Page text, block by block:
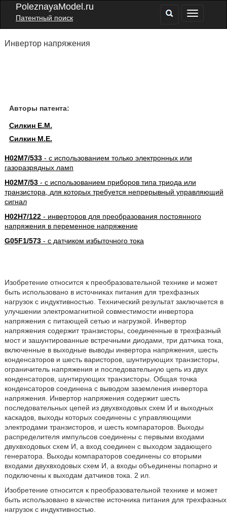
PoleznayaModel.ru
Патентный поиск
Инвертор напряжения
Авторы патента:
Силкин Е.М.
Силкин М.Е.
H02M7/533- с использованием только электронных или
газоразрядных ламп
H02M7/53- с использованием приборов типа триода или
транзистора, для которых требуется непрерывный управляющий
сигнал
H02H7/122- инверторов для преобразования постоянного
напряжения в переменное напряжение
G05F1/573- с датчиком избыточного тока
Изобретение относится к преобразовательной технике и может
быть использовано в источниках питания для трехфазных
нагрузок с индуктивностью. Технический результат заключается в
улучшении электромагнитной совместимости инвертора
напряжения с питающей сетью и нагрузкой. Инвертор
напряжения содержит транзисторы, соединенные в трехфазный
мост и зашунтированные встречными диодами, три датчика тока,
включенные в выходные выводы инвертора напряжения, шесть
конденсаторов и шесть варисторов, шунтирующих транзисторы,
ограничитель напряжения и последовательную цепь из двух
конденсаторов, шунтирующих транзисторы. Общая точка
конденсаторов соединена с выводом заземления инвертора
напряжения. Инвертор напряжения содержит шесть
последовательных цепей из двухвходовых схем И и выходных
каскадов, выходы которых соединены с управляющими
электродами транзисторов, и шесть компараторов. Выходы
распределителя импульсов соединены с первыми входами
двухвходовых схем И, а вход соединен с выходом задающего
генератора. Выходы компараторов соединены со вторыми
входами двухвходовых схем И, а входы объединены попарно и
подключены к выходам датчиков тока. 2 ил.
Изобретение относится к преобразовательной технике и может
быть использовано в качестве источника питания для трехфазных
нагрузок с индуктивностью.